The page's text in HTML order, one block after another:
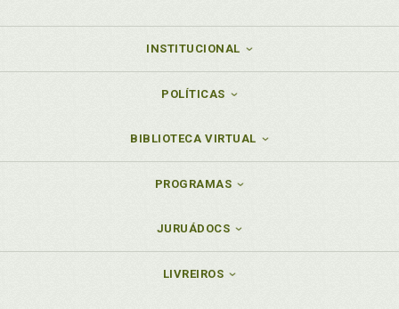
INSTITUCIONAL
POLÍTICAS
BIBLIOTECA VIRTUAL
PROGRAMAS
JURUÁDOCS
LIVREIROS